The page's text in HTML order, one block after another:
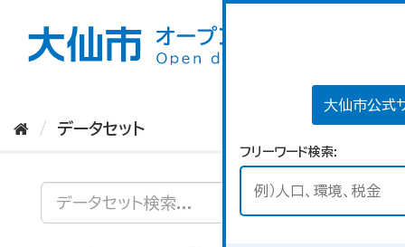
大仙市公式
フリーワード検索
データセット